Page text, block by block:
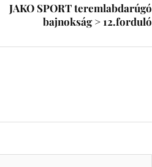
JAKO SPORT teremlabdarúgó
bajnokság > 12.forduló